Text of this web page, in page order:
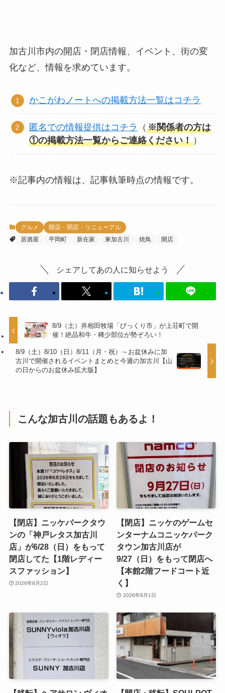
加古川市内の開店・閉店情報、イベント、街の変
化など、情報を求めています。
かこがわノートへの掲載方法一覧はコチラ
匿名での情報提供はコチラ （※関係者の方は
①の掲載方法一覧からご連絡ください！ ）
※記事内の情報は、記事執筆時点の情報です。
グルメ
開店・閉店・リニューアル
居酒屋
平岡町 新在家 東加古川 焼鳥 開店
シェアしてあの人に知らせよう
8/9（土）井相田牧場「びっくり市」が上荘町で開
催！絶品和牛・稀少部位が勢ぞろい！
8/9（土）8/10（日）8/11（月・祝）～お盆休みに加
古川で開催されるイベントまとめと今週の加古川【山
の日からのお盆休み拡大版】
こんな加古川の話題もあるよ！
【閉店】ニッケパークタウ
ンの「神戸レタス加古川
店」が6/28（日）をもって
閉店してた【1階レディー
スファッション】
2026年8月2日
【閉店】ニッケのゲームセ
ンターナムコニッケパーク
タウン加古川店が
9/27（日）をもって閉店へ
【本館2階フードコート近
く】
2026年8月1日